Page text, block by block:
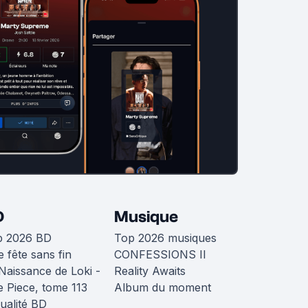
2026 BD
fête sans fin
de Loki -
Piece, tome 113
BD
Musique
Top 2026 musiques
CONFESSIONS II
Reality Awaits
Album du moment